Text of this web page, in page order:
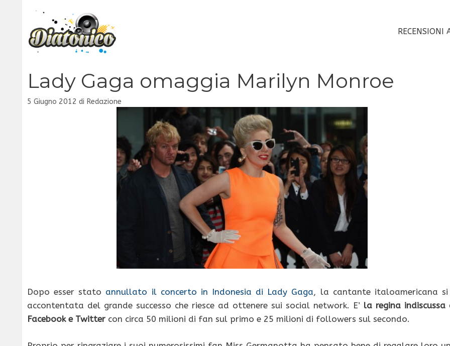
contenuto
RECENSIONI
Lady Gaga omaggia Marilyn Monroe
5 Giugno 2012 di Redazione
Dopo esser stato annullato il concerto in Indonesia di Lady Gaga, la cantante italoamericana si
accontentata del grande successo che riesce ad ottenere sui social network. E’ la regina indiscussa
Facebook e Twitter con circa 50 milioni di fan sul primo e 25 milioni di followers sul secondo.